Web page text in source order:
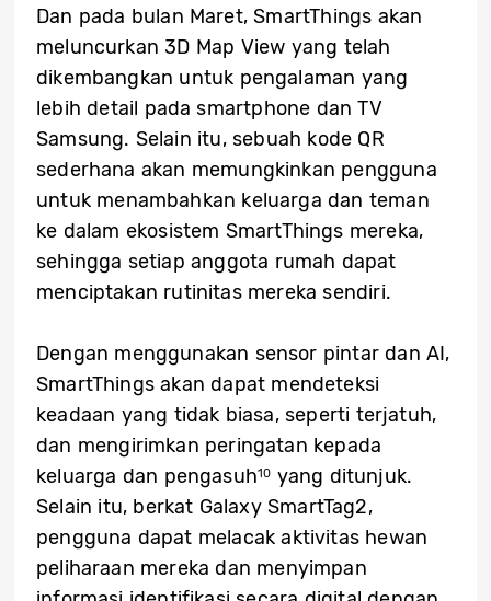
Dan pada bulan Maret, SmartThings akan
meluncurkan 3D Map View yang telah
dikembangkan untuk pengalaman yang
lebih detail pada smartphone dan TV
Samsung. Selain itu, sebuah kode QR
sederhana akan memungkinkan pengguna
untuk menambahkan keluarga dan teman
ke dalam ekosistem SmartThings mereka,
sehingga setiap anggota rumah dapat
menciptakan rutinitas mereka sendiri.
Dengan menggunakan sensor pintar dan AI,
SmartThings akan dapat mendeteksi
keadaan yang tidak biasa, seperti terjatuh,
dan mengirimkan peringatan kepada
keluarga dan pengasuh10 yang ditunjuk.
Selain itu, berkat Galaxy SmartTag2,
pengguna dapat melacak aktivitas hewan
peliharaan mereka dan menyimpan